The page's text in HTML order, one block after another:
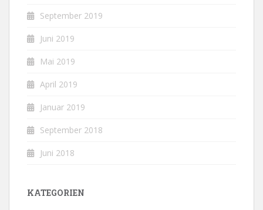
September 2019
Juni 2019
Mai 2019
April 2019
Januar 2019
September 2018
Juni 2018
KATEGORIEN